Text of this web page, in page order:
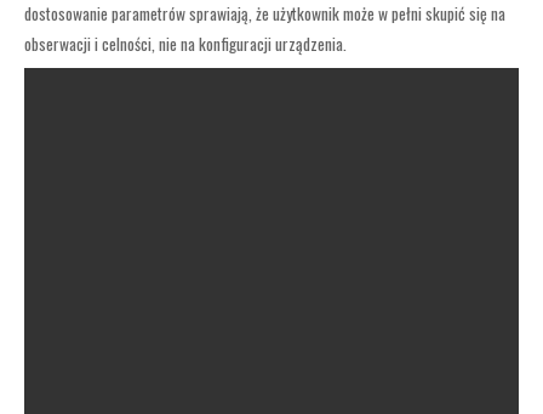
dostosowanie parametrów sprawiają, że użytkownik może w pełni skupić się na
obserwacji i celności, nie na konfiguracji urządzenia.